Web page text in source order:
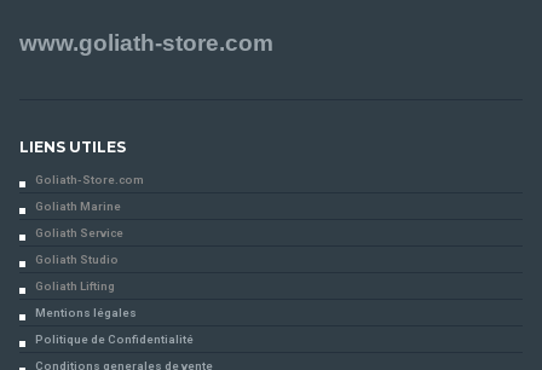
www.goliath-store.com
LIENS UTILES
Goliath-Store.com
Goliath Marine
Goliath Service
Goliath Studio
Goliath Lifting
Mentions légales
Politique de Confidentialité
Conditions generales de vente